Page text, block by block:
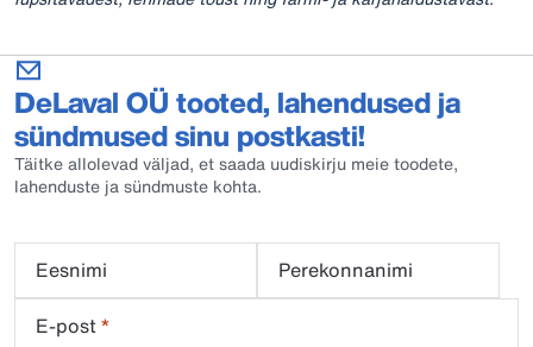
DeLaval OÜ tooted, lahendused ja
sündmused sinu postkasti!
Täitke allolevad väljad, et saada uudiskirju meie toodete,
lahenduste ja sündmuste kohta.
Eesnimi
Perekonnanimi
E-post*